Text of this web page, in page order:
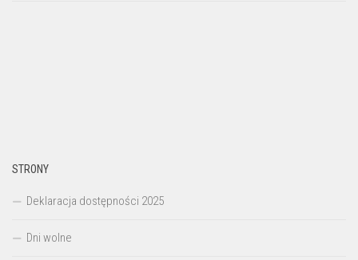
STRONY
Deklaracja dostępności 2025
Dni wolne